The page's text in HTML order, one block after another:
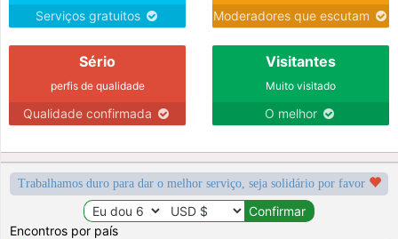
Serviços gratuitos Moderadores que escutam
Sério
perfis de qualidade
Qualidade confirmada
Visitantes
Muito visitado
O melhor
Trabalhamos duro para dar o melhor serviço, seja solidário por favor
Encontros por país